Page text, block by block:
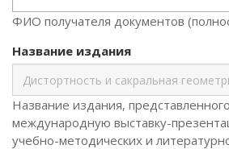
ФИО получателя документов
Название издания
Название издания,
международную выставку-
учебно-методических и